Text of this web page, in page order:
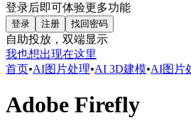
登录后即可体验更多功能
登录 注册 找回密码
自助投放，双端显示
我也想出现在这里
首页•AI图片处理•AI 3D建模•AI图片
Adobe Firefly